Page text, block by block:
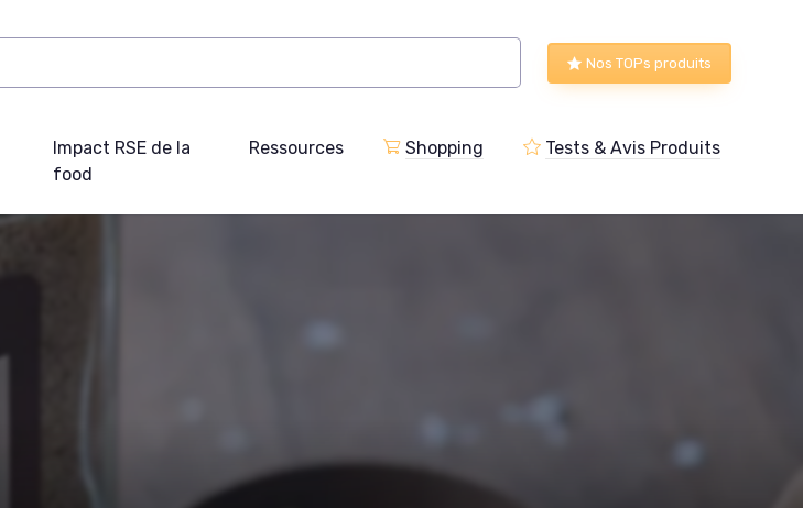
Nos TOPs produits
Impact RSE de la
food
Ressources Shopping Tests & Avis Produits